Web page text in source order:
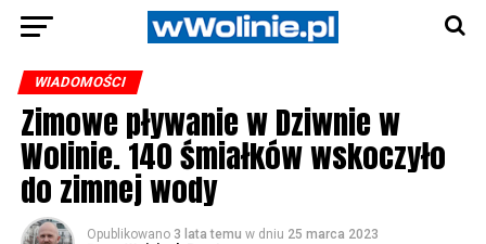
WIADOMOŚCI
Zimowe pływanie w Dziwnie w
Wolinie. 140 śmiałków wskoczyło
do zimnej wody
Opublikowano 3 lata temu w dniu 25 marca 2023